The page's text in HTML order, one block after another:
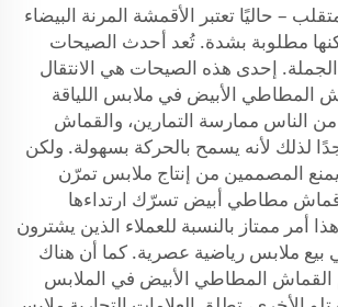
– حاليًا تعتبر الأقمشة المرنة البيضاء
مطلوبة بشدة. تُعد أحدث الصيحات
إحدى هذه الصيحات هي الانتقال
المطاطي الأبيض في ملابس اللياقة
من الناس ممارسة التمارين، والقماش
لذلك لأنه يسمح بالحركة بسهولة. ولكن
المصممين من إنتاج ملابس تمرّن
قماش مطاطي أبيض تسرّك ارتداءها
أمر ممتاز بالنسبة للعملاء الذين يشترون
بيع ملابس رياضية عصرية. كما أن هناك
القماش المطاطي الأبيض في الملابس